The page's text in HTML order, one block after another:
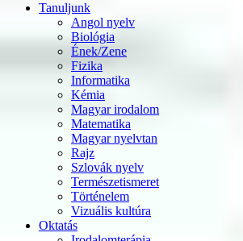
Tanuljunk
Angol nyelv
Biológia
Ének/Zene
Fizika
Informatika
Kémia
Magyar irodalom
Matematika
Magyar nyelvtan
Rajz
Szlovák nyelv
Természetismeret
Történelem
Vizuális kultúra
Oktatás